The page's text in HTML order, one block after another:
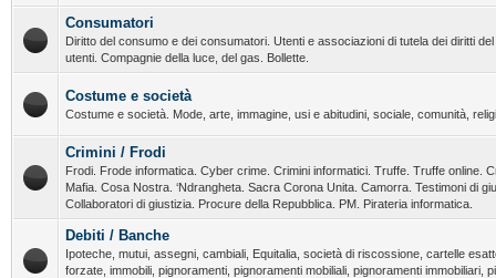
Consumatori
Diritto del consumo e dei consumatori. Utenti e associazioni di tutela dei diritti
utenti. Compagnie della luce, del gas. Bollette.
Costume e società
Costume e società. Mode, arte, immagine, usi e abitudini, sociale, comunità,
Crimini / Frodi
Frodi. Frode informatica. Cyber crime. Crimini informatici. Truffe. Truffe online.
Mafia. Cosa Nostra. ‘Ndrangheta. Sacra Corona Unita. Camorra. Testimoni di
Collaboratori di giustizia. Procure della Repubblica. PM. Pirateria informatica.
Debiti / Banche
Ipoteche, mutui, assegni, cambiali, Equitalia, società di riscossione, cartelle
forzate, immobili, pignoramenti, pignoramenti mobiliali, pignoramenti immobiliari,